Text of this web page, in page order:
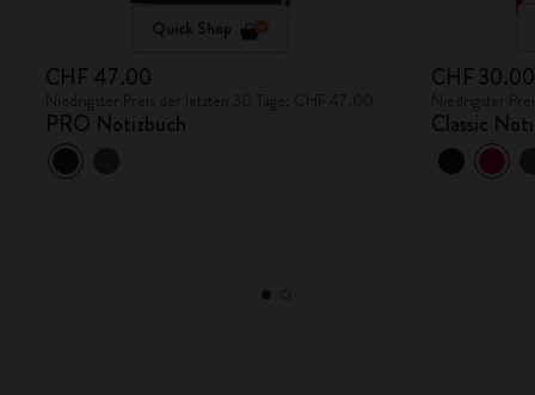
Quick Shop
CHF 47.00
PRO Notizbuch
CHF 30.00
Classic